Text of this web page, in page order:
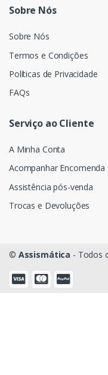
Sobre Nós
Sobre Nós
Termos e Condições
Políticas de Privacidade
FAQs
Serviço ao Cliente
A Minha Conta
Acompanhar Encomenda
Assistência pós-venda
Trocas e Devoluções
© Assismática - Todos